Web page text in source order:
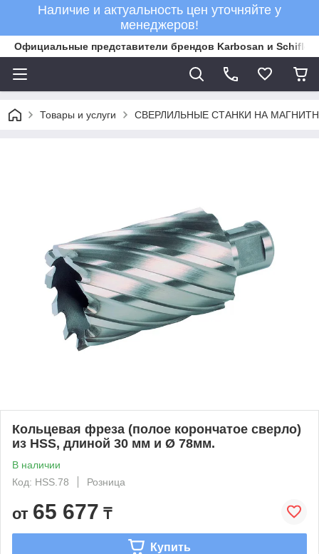
Наличие и актуальность цен уточняйте у
менеджеров!
Официальные представители брендов Karbosan и Schifler
Товары и услуги СВЕРЛИЛЬНЫЕ СТАНКИ НА
Кольцевая фреза (полое корончатое сверло)
из HSS, длиной 30 мм и Ø 78мм.
В наличии
Код: HSS.78
Розница
от 65 677 ₸
Купить